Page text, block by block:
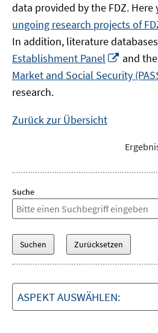
data provided by the FDZ. Here
ungoing research projects of
In addition, literature
Establishment Panel
In
neuem
Fenster
and the
Market and Social Security
research.
Zurück zur Übersicht
Suche
ASPEKT AUSWÄHLEN: